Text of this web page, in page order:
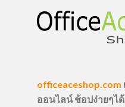
officeaceshop.com
ออนไลน์ ช้อปง่ายๆไ